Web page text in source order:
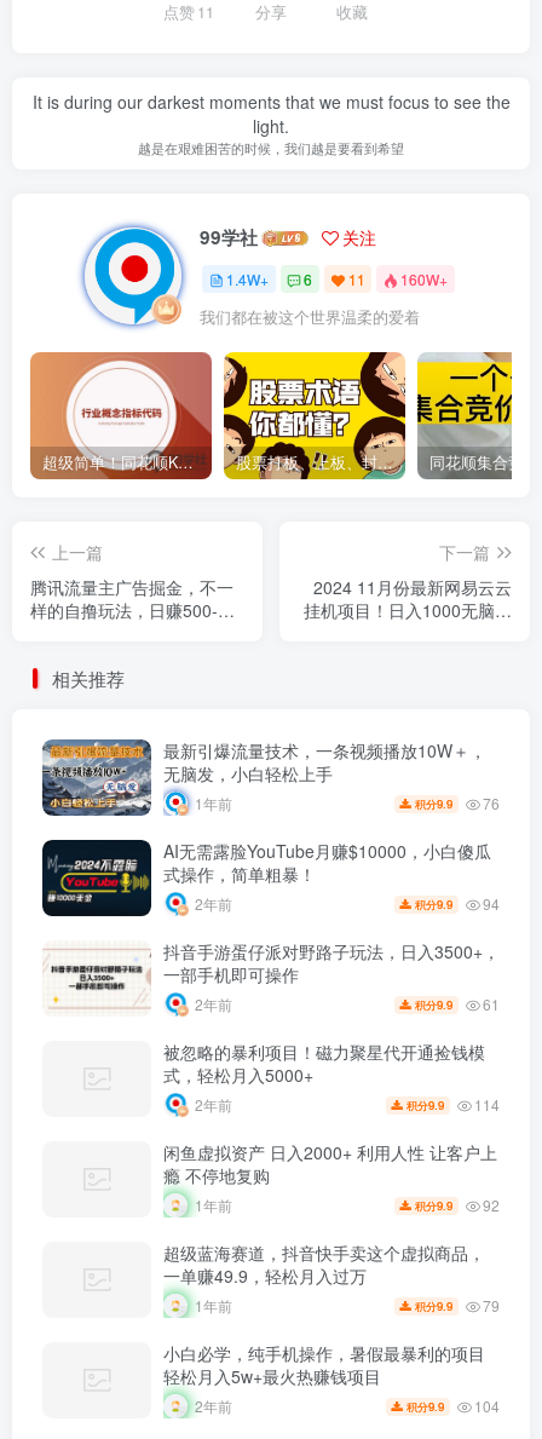
点赞11 分享 收藏
It is during our darkest moments that we must focus to see the
light.
越是在艰难困苦的时候，我们越是要看到希望
99学社 关注
1.4W+ 6 11 160W+
我们都在被这个世界温柔的爱着
超级简单！同花顺K线界面显示行业概念指标代码图解 股票打板、上板、封板、翘板、炸板是什么意思？炒股你必须懂的暗语！
上一篇
腾讯流量主广告掘金，不一
样的自撸玩法，日赚500-
下一篇
2024 11月份最新网易云云
挂机项目！日入1000无脑收
相关推荐
最新引爆流量技术，一条视频播放10W＋，
无脑发，小白轻松上手
1年前 积分9.9 76
AI无需露脸YouTube月赚$10000，小白傻瓜
式操作，简单粗暴！
2年前 积分9.9 94
抖音手游蛋仔派对野路子玩法，日入3500+，
一部手机即可操作
2年前 积分9.9 61
被忽略的暴利项目！磁力聚星代开通捡钱模
式，轻松月入5000+
2年前 积分9.9 114
闲鱼虚拟资产 日入2000+ 利用人性 让客户上
瘾 不停地复购
1年前 积分9.9 92
超级蓝海赛道，抖音快手卖这个虚拟商品，
一单赚49.9，轻松月入过万
1年前 积分9.9 79
小白必学，纯手机操作，暑假最暴利的项目
轻松月入5w+最火热赚钱项目
2年前 积分9.9 104